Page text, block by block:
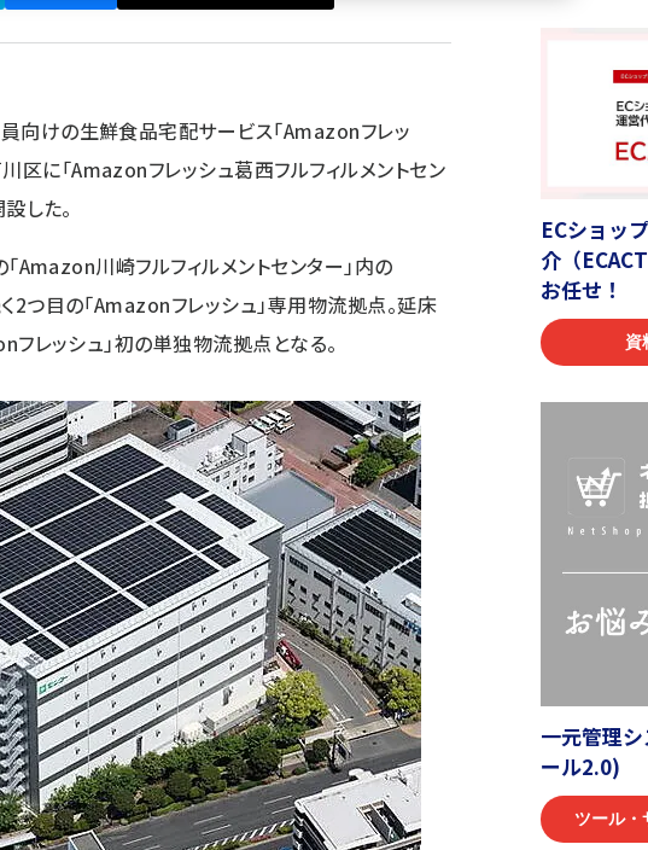
向けの生鮮食品宅配サービス「Amazonフレッ
区に「Amazonフレッシュ葛西フルフィルメントセン
した。
Amazon川崎フルフィルメントセンター」内の
2つ目の「Amazonフレッシュ」専用物流拠点。延床
レッシュ」初の単独物流拠点となる。